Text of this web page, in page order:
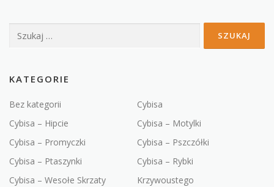
Szukaj:
KATEGORIE
Bez kategorii
Cybisa
Cybisa – Hipcie
Cybisa – Motylki
Cybisa – Promyczki
Cybisa – Pszczółki
Cybisa – Ptaszynki
Cybisa – Rybki
Cybisa – Wesołe Skrzaty
Krzywoustego